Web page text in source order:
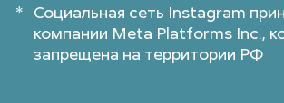
* Социальная сеть Instagram
компании Meta Platforms Inc.,
запрещена на территории РФ